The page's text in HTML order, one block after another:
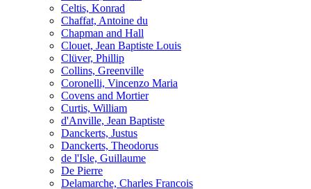
Celtis, Konrad
Chaffat, Antoine du
Chapman and Hall
Clouet, Jean Baptiste Louis
Clüver, Phillip
Collins, Greenville
Coronelli, Vincenzo Maria
Covens and Mortier
Curtis, William
d'Anville, Jean Baptiste
Danckerts, Justus
Danckerts, Theodorus
de l'Isle, Guillaume
De Pierre
Delamarche, Charles Francois